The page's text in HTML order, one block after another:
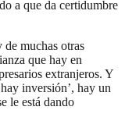
a que da certidumbre
muchas otras
que hay en
extranjeros. Y
inversión’, hay un
le está dando